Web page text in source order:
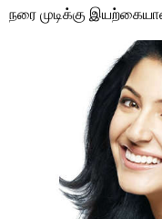
நரை முடிக்கு